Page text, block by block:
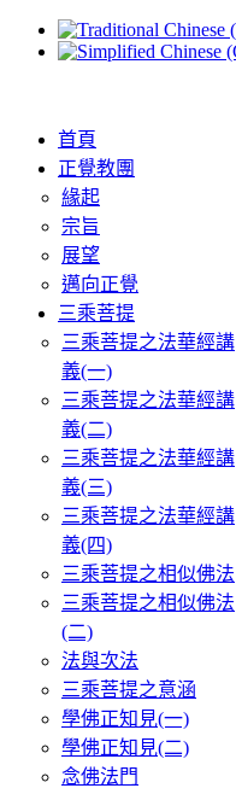
首頁
正覺教團
緣起
宗旨
展望
邁向正覺
三乘菩提
三乘菩提之法華經講
義(一)
三乘菩提之法華經講
義(二)
三乘菩提之法華經講
義(三)
三乘菩提之法華經講
義(四)
三乘菩提之相似佛法
三乘菩提之相似佛法
(二)
法與次法
三乘菩提之意涵
學佛正知見(一)
學佛正知見(二)
念佛法門